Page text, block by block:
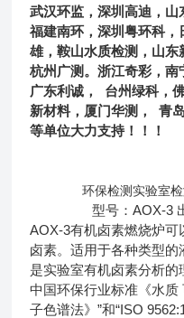
武汉环监，深圳高迪，山
福建南环，深圳粤环科，
雄，鞍山水质检测，山东
杭州广测。浙江奇彩，南
广东利诚，
台州绿科，
新材料，厦门华测，
青
等单位大力支持！！！
环保检测实验室
型号：AOX-3
AOX-3有机卤素燃烧炉
卤素。适用于各种类型的
是实验室有机卤素分析的
中国环保行业标准《水
子色谱法》”和“ISO